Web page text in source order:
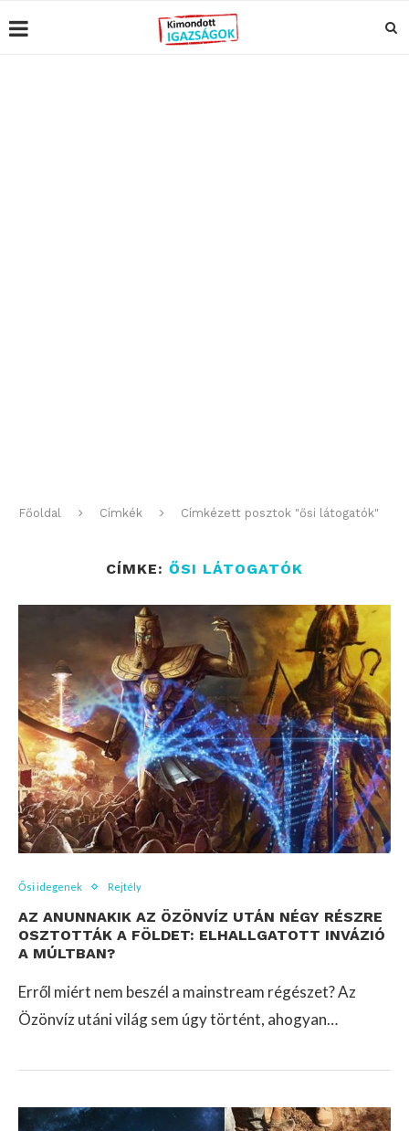
Főoldal Címkék Címkézett posztok "ősi látogatók"
CÍMKE: ŐSI LÁTOGATÓK
Ősi idegenek Rejtély
AZ ANUNNAKIK AZ ÖZÖNVÍZ UTÁN NÉGY RÉSZRE
OSZTOTTÁK A FÖLDET: ELHALLGATOTT INVÁZIÓ
A MÚLTBAN?
Erről miért nem beszél a mainstream régészet? Az
Özönvíz utáni világ sem úgy történt, ahogyan…